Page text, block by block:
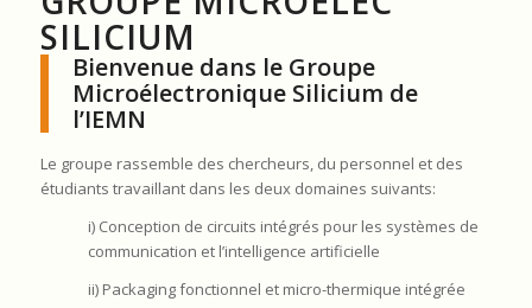
SILICIUM
Bienvenue dans le Groupe
Microélectronique Silicium de
l’IEMN
Le groupe rassemble des chercheurs, du personnel et des
étudiants travaillant dans les deux domaines suivants:
i) Conception de circuits intégrés pour les systèmes de
communication et l’intelligence artificielle
ii) Packaging fonctionnel et micro-thermique intégrée